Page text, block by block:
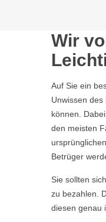
Wir
Auf Sie ein
Unwissen
können.
den meisten
Betrüger
Sie sollten
zu bezahlen.
diesen genau